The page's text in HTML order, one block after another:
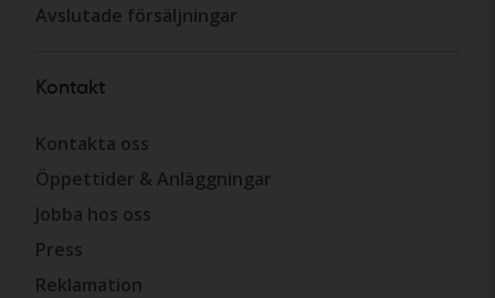
Avslutade försäljningar
Kontakt
Kontakta oss
Öppettider & Anläggningar
Jobba hos oss
Press
Reklamation